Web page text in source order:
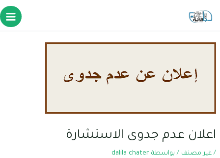
اعلان عدم جدوى الاستشارة
/ غير مصنف / بواسطة dalila chater